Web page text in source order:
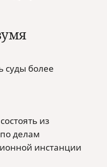
суды более
из
делам
инстанции